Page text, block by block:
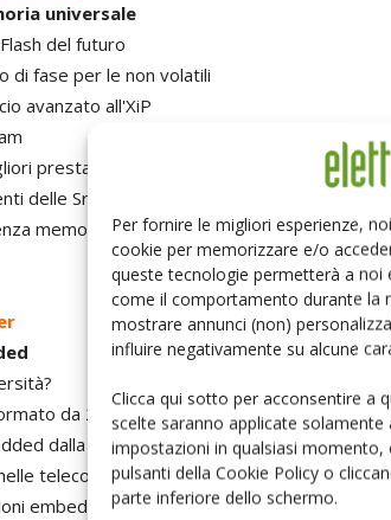
Per fornire le migliori esperienze,
cookie per memorizzare e/o
queste tecnologie permetterà a noi
come il comportamento durante la
mostrare annunci (non)
influire negativamente su alcune
Clicca qui sotto per acconsentire a
scelte saranno applicate
impostazioni in qualsiasi
pulsanti della Cookie Policy o
parte inferiore dello schermo.
universale
del futuro
di fase per le non volatili
avanzato all'XiP
prestazioni di sistema
delle Sram embedded
memoria
da 2,5”
dalla Silicon Valley
telecomunicazioni
embedded più sicure